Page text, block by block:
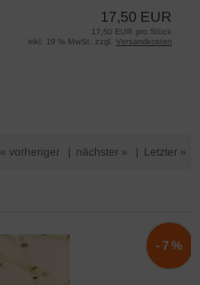
17,50 EUR
17,50 EUR pro Stück
inkl. 19 % MwSt. zzgl. Versandkosten
« vorheriger nächster » Letzter »
-7%